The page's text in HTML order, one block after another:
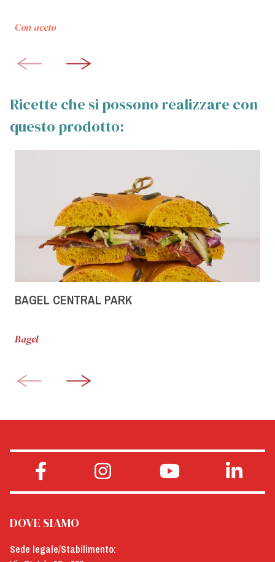
Con aceto
Ricette che si possono realizzare con
questo prodotto:
BAGEL CENTRAL PARK
Bagel
DOVE SIAMO
Sede legale/Stabilimento: